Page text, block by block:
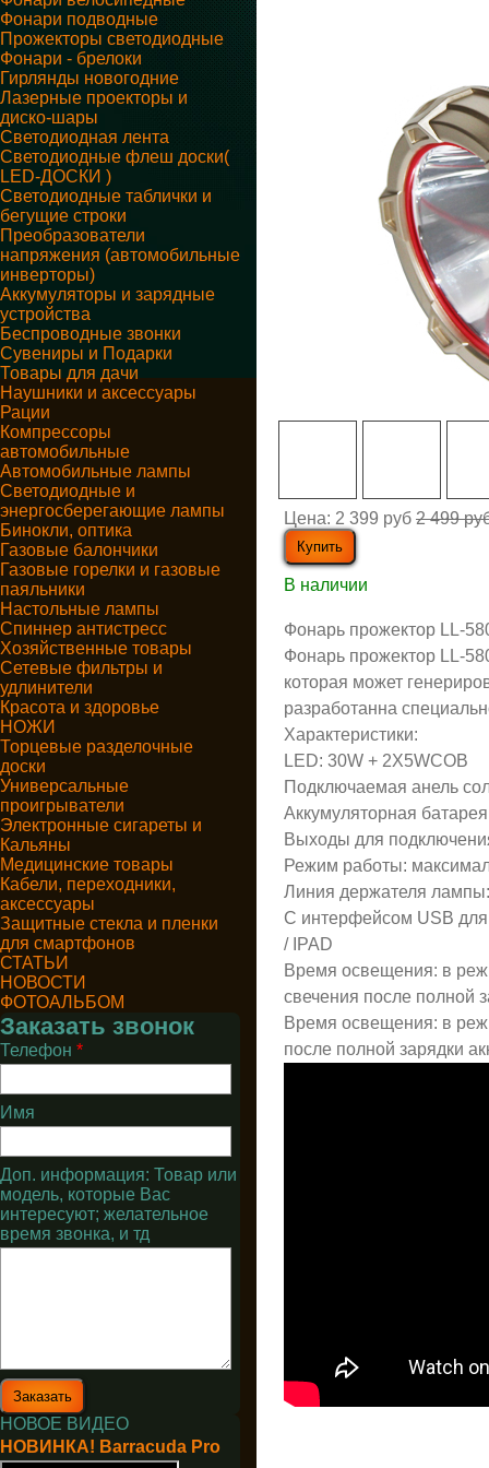
Фонари подводные
Прожекторы светодиодные
Фонари - брелоки
Гирлянды новогодние
Лазерные проекторы и
диско-шары
Светодиодная лента
Светодиодные флеш доски(
LED-ДОСКИ )
Светодиодные таблички и
бегущие строки
Преобразователи
напряжения (автомобильные
инверторы)
Аккумуляторы и зарядные
устройства
Беспроводные звонки
Сувениры и Подарки
Товары для дачи
Наушники и аксессуары
Рации
Компрессоры
автомобильные
Автомобильные лампы
Светодиодные и
энергосберегающие лампы
Бинокли, оптика
Газовые балончики
Газовые горелки и газовые
паяльники
Настольные лампы
Спиннер антистресс
Хозяйственные товары
Сетевые фильтры и
удлинители
Красота и здоровье
НОЖИ
Торцевые разделочные
доски
Универсальные
проигрыватели
Электронные сигареты и
Кальяны
Медицинские товары
Кабели, переходники,
аксессуары
Защитные стекла и пленки
для смартфонов
СТАТЬИ
НОВОСТИ
ФОТОАЛЬБОМ
Заказать звонок
Телефон *
Имя
Доп. информация: Товар или
модель, которые Вас
интересуют; желательное
время звонка, и тд
НОВОЕ ВИДЕО
НОВИНКА! Barracuda Pro
Цена: 2 399 руб 2 499
В наличии
Фонарь прожектор LL-
Фонарь прожектор LL-
которая может
разработанна
Характеристики:
LED: 30W + 2X5WCOB
Подключаемая анель
Аккумуляторная
Выходы для
Режим работы:
Линия держателя
С интерфейсом USB
/ IPAD
Время освещения: в
свечения после полной
Время освещения: в
после полной зарядки